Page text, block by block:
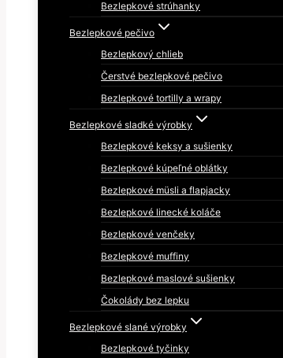
Bezlepkové strúhanky
Bezlepkové pečivo
Bezlepkový chlieb
Čerstvé bezlepkové pečivo
Bezlepkové tortilly a wrapy
Bezlepkové sladké výrobky
Bezlepkové keksy a sušienky
Bezlepkové kúpeľné oblátky
Bezlepkové müsli a flapjacky
Bezlepkové linecké koláče
Bezlepkové venčeky
Bezlepkové muffiny
Bezlepkové maslové sušienky
Čokolády bez lepku
Bezlepkové slané výrobky
Bezlepkové tyčinky